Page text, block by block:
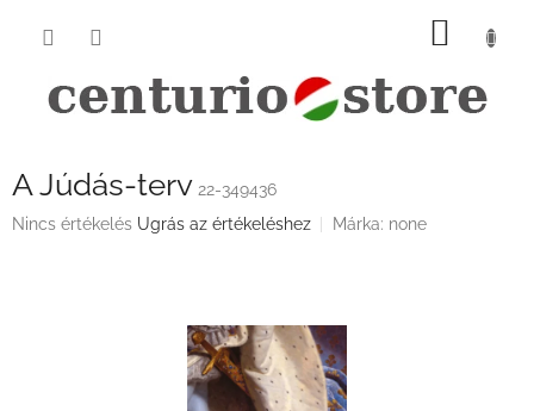
KOSÁR
A Júdás-terv 22-349436
A
Nincs értékelés Ugrás az értékeléshez Márka: none